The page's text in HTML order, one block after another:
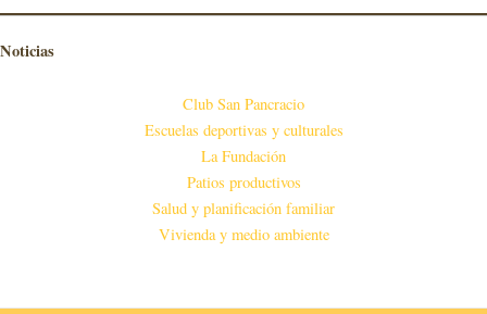
Noticias
Club San Pancracio
Escuelas deportivas y culturales
La Fundación
Patios productivos
Salud y planificación familiar
Vivienda y medio ambiente